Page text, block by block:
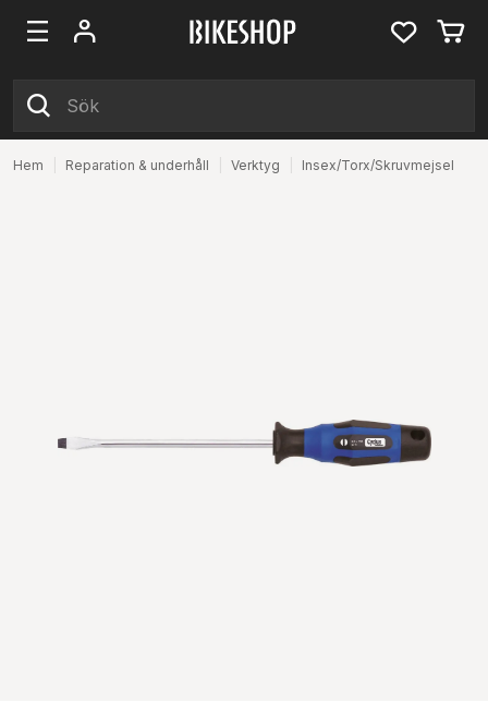
Hem Reparation & underhåll Verktyg Insex/Torx/Skruvmejsel